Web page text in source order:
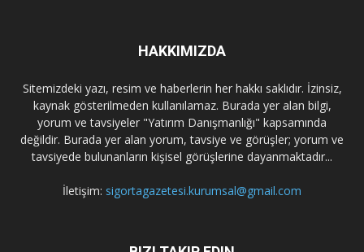
HAKKIMIZDA
Sitemizdeki yazı, resim ve haberlerin her hakkı saklıdır. İzinsiz,
kaynak gösterilmeden kullanılamaz. Burada yer alan bilgi,
yorum ve tavsiyeler "Yatırım Danışmanlığı" kapsamında
değildir. Burada yer alan yorum, tavsiye ve görüşler; yorum ve
tavsiyede bulunanların kişisel görüşlerine dayanmaktadır...
İletişim: sigortagazetesi.kurumsal@gmail.com